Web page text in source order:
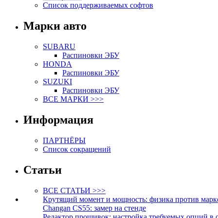
Список поддерживаемых софтов
Марки авто
SUBARU
Распиновки ЭБУ
HONDA
Распиновки ЭБУ
SUZUKI
Распиновки ЭБУ
ВСЕ МАРКИ >>>
Информация
ПАРТНЁРЫ
Список сокращений
Статьи
ВСЕ СТАТЬИ >>>
Крутящий момент и мощность: физика против
Changan CS55: замер на стенде